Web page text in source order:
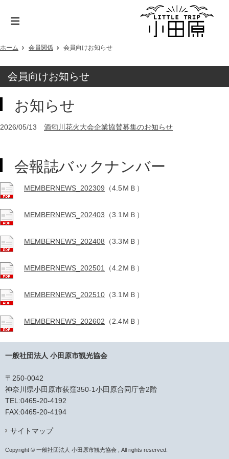
ホーム 会員関係 会員向けお知らせ
会員向けお知らせ
お知らせ
2026/05/13 酒匂川花火大会企業協賛募集のお知らせ
会報誌バックナンバー
MEMBERNEWS_202309 （4.5ＭＢ）
MEMBERNEWS_202403 （3.1ＭＢ）
MEMBERNEWS_202408 （3.3ＭＢ）
MEMBERNEWS_202501 （4.2ＭＢ）
MEMBERNEWS_202510 （3.1ＭＢ）
MEMBERNEWS_202602 （2.4ＭＢ）
一般社団法人 小田原市観光協会
〒250-0042
神奈川県小田原市荻窪350-1小田原合同庁舎2階
TEL:0465-20-4192
FAX:0465-20-4194
サイトマップ
Copyright © 一般社団法人 小田原市観光協会 , All rights reserved.